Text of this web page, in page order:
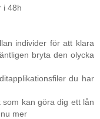
i 48h
individer för att klara
bryta den olycka
du har
kan göra dig ett lån
mer